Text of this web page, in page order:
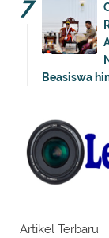
Beasiswa
Artikel Terbaru